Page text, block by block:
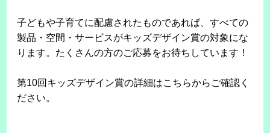
子どもや子育てに配慮されたものであれば、すべての
製品・空間・サービスがキッズデザイン賞の対象にな
ります。たくさんの方のご応募をお待ちしています！
第10回キッズデザイン賞の詳細はこちらからご確認く
ださい。